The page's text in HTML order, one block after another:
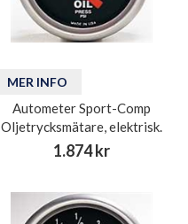
MER INFO
Autometer Sport-Comp
Oljetrycksmätare, elektrisk.
1.874 kr